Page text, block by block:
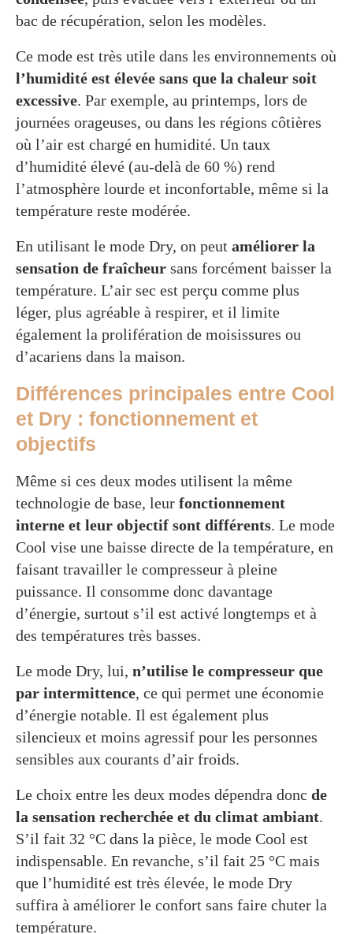
bac de récupération, selon les modèles.
Ce mode est très utile dans les environnements où
l’humidité est élevée sans que la chaleur soit
excessive. Par exemple, au printemps, lors de
journées orageuses, ou dans les régions côtières
où l’air est chargé en humidité. Un taux
d’humidité élevé (au-delà de 60 %) rend
l’atmosphère lourde et inconfortable, même si la
température reste modérée.
En utilisant le mode Dry, on peut améliorer la
sensation de fraîcheur sans forcément baisser la
température. L’air sec est perçu comme plus
léger, plus agréable à respirer, et il limite
également la prolifération de moisissures ou
d’acariens dans la maison.
Différences principales entre Cool
et Dry : fonctionnement et
objectifs
Même si ces deux modes utilisent la même
technologie de base, leur fonctionnement
interne et leur objectif sont différents. Le mode
Cool vise une baisse directe de la température, en
faisant travailler le compresseur à pleine
puissance. Il consomme donc davantage
d’énergie, surtout s’il est activé longtemps et à
des températures très basses.
Le mode Dry, lui, n’utilise le compresseur que
par intermittence, ce qui permet une économie
d’énergie notable. Il est également plus
silencieux et moins agressif pour les personnes
sensibles aux courants d’air froids.
Le choix entre les deux modes dépendra donc de
la sensation recherchée et du climat ambiant.
S’il fait 32 °C dans la pièce, le mode Cool est
indispensable. En revanche, s’il fait 25 °C mais
que l’humidité est très élevée, le mode Dry
suffira à améliorer le confort sans faire chuter la
température.